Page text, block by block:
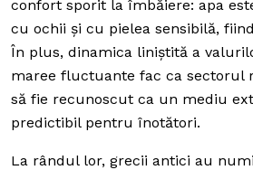
confort sporit la îmbăiere: apa
cu ochii și cu pielea sensibilă,
În plus, dinamica liniștită a
maree fluctuante fac ca sectorul
să fie recunoscut ca un mediu
predictibil pentru înotători.
La rândul lor, grecii antici au